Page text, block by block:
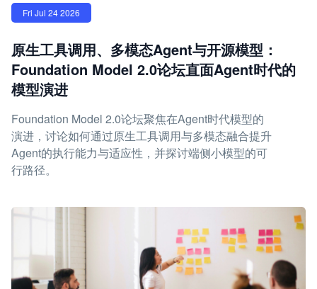
Fri Jul 24 2026
原生工具调用、多模态Agent与开源模型：
Foundation Model 2.0论坛直面Agent时代的
模型演进
Foundation Model 2.0论坛聚焦在Agent时代模型的
演进，讨论如何通过原生工具调用与多模态融合提升
Agent的执行能力与适应性，并探讨端侧小模型的可
行路径。